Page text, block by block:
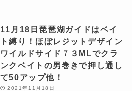
11月18日琵琶湖ガイドはベイ
ト縛り！ほぼレジットデザイン
ワイルドサイド７３MLでクラ
ンクベイトの男巻きで押し通し
て50アップ他！
2021年11月18日